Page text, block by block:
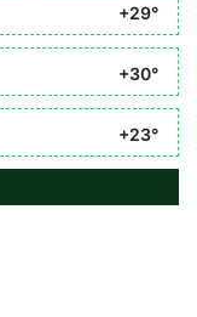
+29°
+30°
+23°